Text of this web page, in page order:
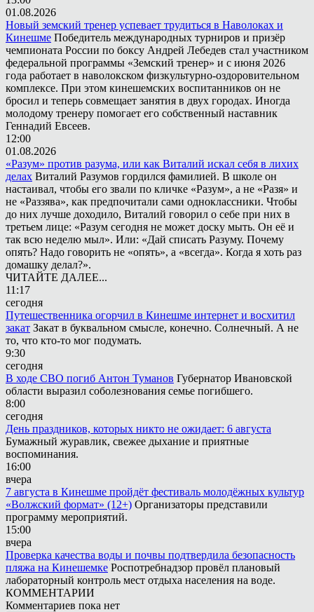
01.08.2026
Новый земский тренер успевает трудиться в Наволоках и
Кинешме Победитель международных турниров и призёр
чемпионата России по боксу Андрей Лебедев стал участником
федеральной программы «Земский тренер» и с июня 2026
года работает в наволокском физкультурно-оздоровительном
комплексе. При этом кинешемских воспитанников он не
бросил и теперь совмещает занятия в двух городах. Иногда
молодому тренеру помогает его собственный наставник
Геннадий Евсеев.
12:00
01.08.2026
«Разум» против разума, или как Виталий искал себя в лихих
делах Виталий Разумов гордился фамилией. В школе он
настаивал, чтобы его звали по кличке «Разум», а не «Разя» и
не «Раззява», как предпочитали сами одноклассники. Чтобы
до них лучше доходило, Виталий говорил о себе при них в
третьем лице: «Разум сегодня не может доску мыть. Он её и
так всю неделю мыл». Или: «Дай списать Разуму. Почему
опять? Надо говорить не «опять», а «всегда». Когда я хоть раз
домашку делал?».
ЧИТАЙТЕ ДАЛЕЕ...
11:17
сегодня
Путешественника огорчил в Кинешме интернет и восхитил
закат Закат в буквальном смысле, конечно. Солнечный. А не
то, что кто-то мог подумать.
9:30
сегодня
В ходе СВО погиб Антон Туманов Губернатор Ивановской
области выразил соболезнования семье погибшего.
8:00
сегодня
День праздников, которых никто не ожидает: 6 августа
Бумажный журавлик, свежее дыхание и приятные
воспоминания.
16:00
вчера
7 августа в Кинешме пройдёт фестиваль молодёжных культур
«Волжский формат» (12+) Организаторы представили
программу мероприятий.
15:00
вчера
Проверка качества воды и почвы подтвердила безопасность
пляжа на Кинешемке Роспотребнадзор провёл плановый
лабораторный контроль мест отдыха населения на воде.
КОММЕНТАРИИ
Комментариев пока нет